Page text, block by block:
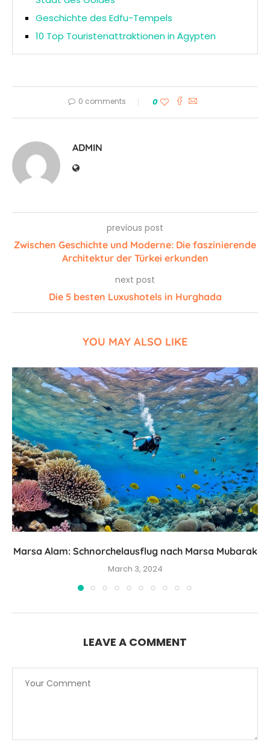
Geschichte des Edfu-Tempels
10 Top Touristenattraktionen in Ägypten
0 comments 0
ADMIN
previous post
Zwischen Geschichte und Moderne: Die faszinierende
Architektur der Türkei erkunden
next post
Die 5 besten Luxushotels in Hurghada
YOU MAY ALSO LIKE
Marsa Alam: Schnorchelausflug nach Marsa Mubarak
March 3, 2024
LEAVE A COMMENT